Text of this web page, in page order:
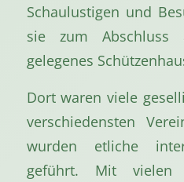
Schaulustigen und
sie zum Abschluss
gelegenes
Dort waren viele
verschiedensten
wurden etliche
geführt. Mit vielen